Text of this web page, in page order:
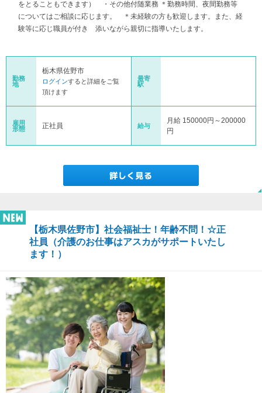
をとることもできます） ・その他付随業務 ＊勤務時間、夜間勤務等
についてはご相談に応じます。 ＊未経験の方も歓迎します。また、経
験等に応じ職員が付き 添いながら親切に指導いたします。
勤務
地
栃木県佐野市
ログインすると詳細をご覧
頂けます
最寄
駅
雇用
形態
正社員 給与
月給 150000円～200000
円
【栃木県佐野市】社会福祉士！年齢不問！☆正
社員（介護のお仕事はアスカがサポートいたし
ます！）